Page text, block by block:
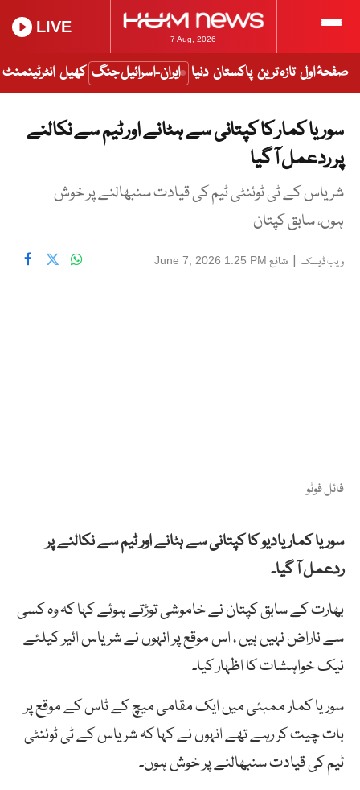
7 Aug, 2026
LIVE
صفحۂ اول تازہ ترین پاکستان دنیا ایران-اسرائیل جنگ کھیل انٹرٹینمنٹ
سوریا کمار کا کپتانی سے ہٹانے اور ٹیم سے نکالنے
پر ردعمل آ گیا
شریاس کے ٹی ٹوئنٹی ٹیم کی قیادت سنبھالنے پر خوش
ہوں، سابق کپتان
ویب ڈیسک | شائع June 7, 2026 1:25 PM
فائل فوٹو
سوریا کمار یادیو کا کپتانی سے ہٹانے اور ٹیم سے نکالنے پر
ردعمل آ گیا۔
بھارت کے سابق کپتان نے خاموشی توڑتے ہوئے کہا کہ وہ کسی
سے ناراض نہیں ہیں ، اس موقع پر انہوں نے شریاس ائیر کیلئے
نیک خواہشات کا اظہار کیا۔
سوریا کمار ممبئی میں ایک مقامی میچ کے ٹاس کے موقع پر
بات چیت کر رہے تھے انہوں نے کہا کہ شریاس کے ٹی ٹوئنٹی
ٹیم کی قیادت سنبھالنے پر خوش ہوں۔